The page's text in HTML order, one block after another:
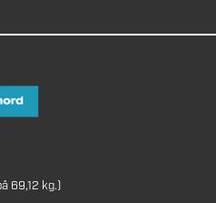
69,12 kg.)